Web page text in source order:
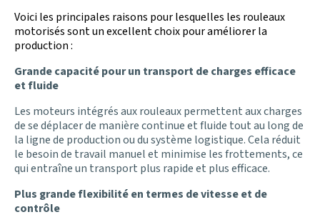
Voici les principales raisons pour lesquelles les rouleaux
motorisés sont un excellent choix pour améliorer la
production :
Grande capacité pour un transport de charges efficace
et fluide
Les moteurs intégrés aux rouleaux permettent aux charges
de se déplacer de manière continue et fluide tout au long de
la ligne de production ou du système logistique. Cela réduit
le besoin de travail manuel et minimise les frottements, ce
qui entraîne un transport plus rapide et plus efficace.
Plus grande flexibilité en termes de vitesse et de
contrôle